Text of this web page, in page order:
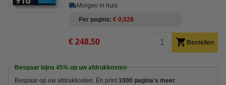
Morgen in huis
Per pagina € 0,028
€ 248,50 Bestellen
Bespaar bijna 45% op uw afdrukkosten
Bespaar op uw afdrukkosten. Én print 1000 pagina's meer